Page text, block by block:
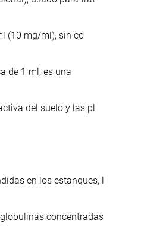
(10 mg/ml), sin co
de 1 ml, es una
del suelo y las pl
en los estanques, l
concentradas